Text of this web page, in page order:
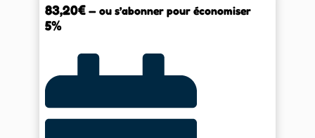
83,20€ — ou s’abonner pour économiser
5%